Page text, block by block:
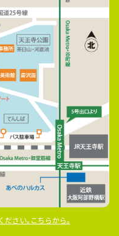
ださい｡こちらから｡